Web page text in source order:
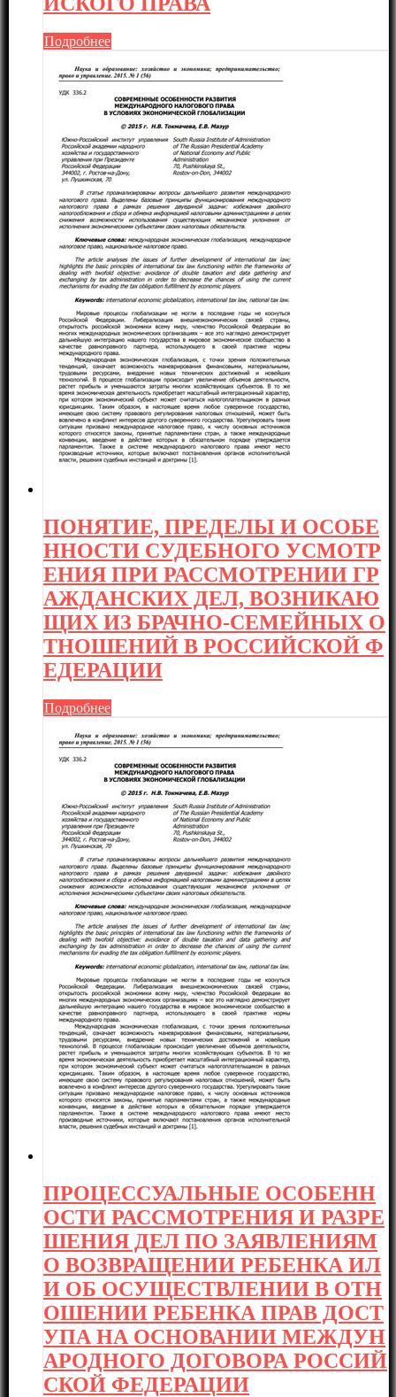
Подробнее
ПОНЯТИЕ, ПРЕДЕЛЫ И ОСОБЕ
ННОСТИ СУДЕБНОГО УСМОТР
ЕНИЯ ПРИ РАССМОТРЕНИИ ГР
АЖДАНСКИХ ДЕЛ, ВОЗНИКАЮ
ЩИХ ИЗ БРАЧНО-СЕМЕЙНЫХ О
ТНОШЕНИЙ В РОССИЙСКОЙ Ф
ЕДЕРАЦИИ
Подробнее
ПРОЦЕССУАЛЬНЫЕ ОСОБЕНН
ОСТИ РАССМОТРЕНИЯ И РАЗРЕ
ШЕНИЯ ДЕЛ ПО ЗАЯВЛЕНИЯМ
О ВОЗВРАЩЕНИИ РЕБЕНКА ИЛ
И ОБ ОСУЩЕСТВЛЕНИИ В ОТН
ОШЕНИИ РЕБЕНКА ПРАВ ДОСТ
УПА НА ОСНОВАНИИ МЕЖДУН
АРОДНОГО ДОГОВОРА РОССИЙ
СКОЙ ФЕДЕРАЦИИ